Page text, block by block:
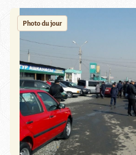
Photo du jour